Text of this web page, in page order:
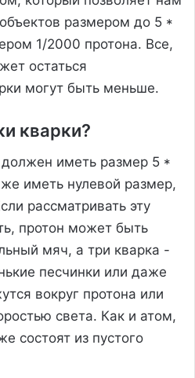
размером до 5 *
1/2000 протона. Все,
остаться
могут быть меньше.
кварки?
должен иметь размер 5 *
иметь нулевой размер,
рассматривать эту
протон может быть
мяч, а три кварка -
песчинки или даже
вокруг протона или
света. Как и атом,
состоят из пустого